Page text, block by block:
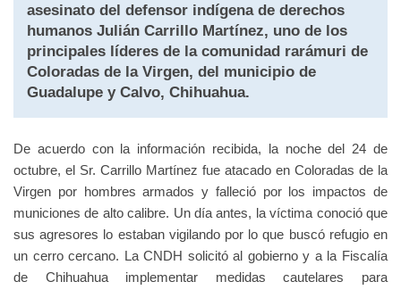
asesinato del defensor indígena de derechos
humanos Julián Carrillo Martínez, uno de los
principales líderes de la comunidad rarámuri de
Coloradas de la Virgen, del municipio de
Guadalupe y Calvo, Chihuahua.
De acuerdo con la información recibida, la noche del 24 de
octubre, el Sr. Carrillo Martínez fue atacado en Coloradas de la
Virgen por hombres armados y falleció por los impactos de
municiones de alto calibre. Un día antes, la víctima conoció que
sus agresores lo estaban vigilando por lo que buscó refugio en
un cerro cercano. La CNDH solicitó al gobierno y a la Fiscalía
de Chihuahua implementar medidas cautelares para